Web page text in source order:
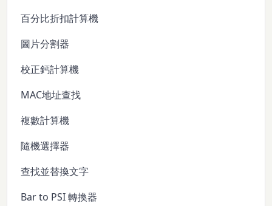
百分比折扣計算機
圖片分割器
校正鈣計算機
MAC地址查找
複數計算機
隨機選擇器
查找並替換文字
Bar to PSI 轉換器